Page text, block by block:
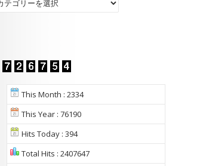
This Month : 2334
This Year : 76190
Hits Today : 394
Total Hits : 2407647